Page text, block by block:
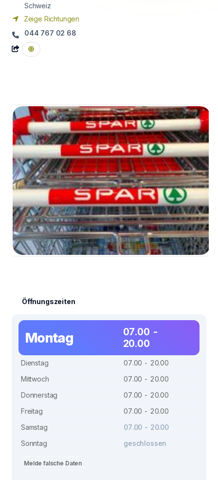
Schweiz
Zeige Richtungen
044 767 02 68
Öffnungszeiten
Montag
07.00 -
20.00
Dienstag
07.00 - 20.00
Mittwoch
07.00 - 20.00
Donnerstag
07.00 - 20.00
Freitag
07.00 - 20.00
Samstag
07.00 - 20.00
Sonntag
geschlossen
Melde falsche Daten